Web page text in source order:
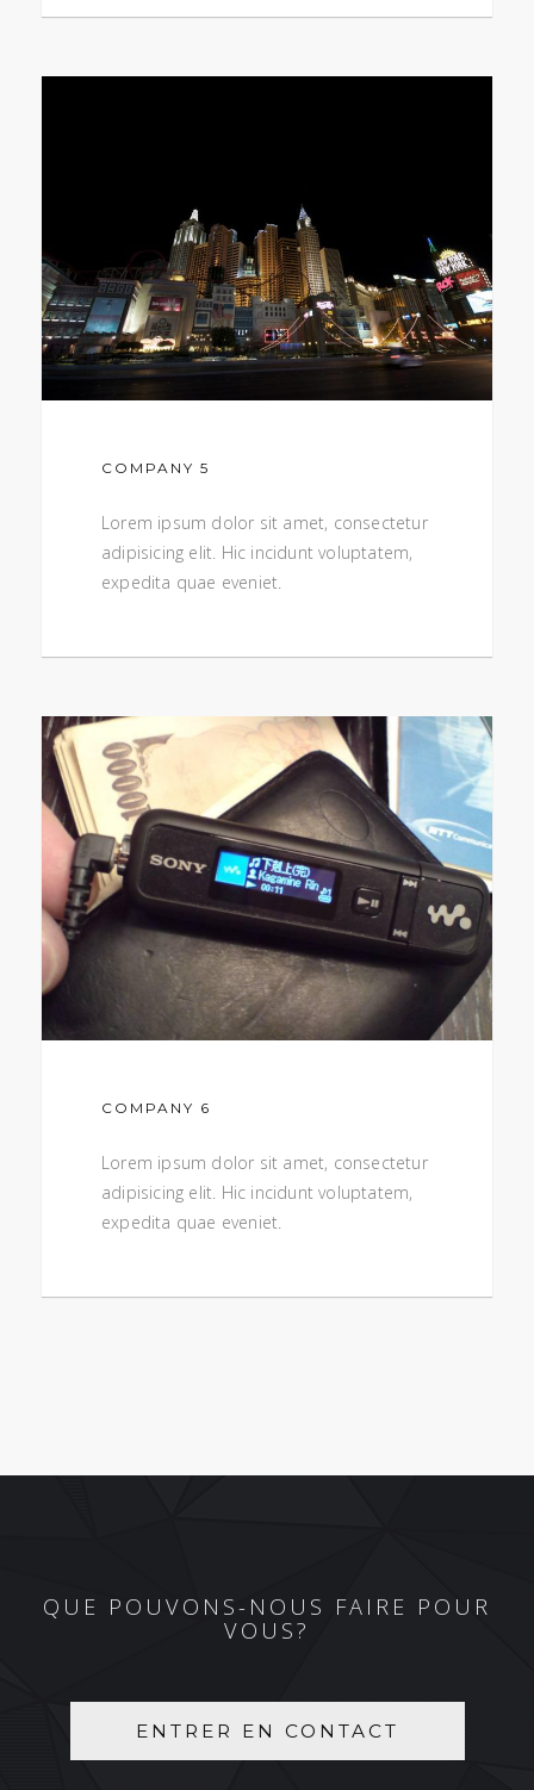
COMPANY 5
Lorem ipsum dolor sit amet, consectetur
adipisicing elit. Hic incidunt voluptatem,
expedita quae eveniet.
COMPANY 6
Lorem ipsum dolor sit amet, consectetur
adipisicing elit. Hic incidunt voluptatem,
expedita quae eveniet.
QUE POUVONS-NOUS FAIRE POUR
VOUS?
ENTRER EN CONTACT